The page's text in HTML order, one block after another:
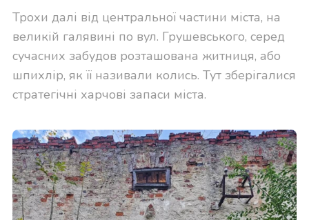
Трохи далі від центральної частини міста, на
великій галявині по вул. Грушевського, серед
сучасних забудов розташована житниця, або
шпихлір, як її називали колись. Тут зберігалися
стратегічні харчові запаси міста.